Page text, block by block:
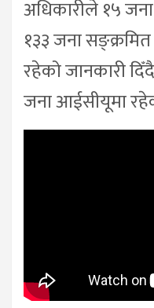
अधिकारीले १५
१३३ जना
रहेको जानकारी
जना आईसीयूमा